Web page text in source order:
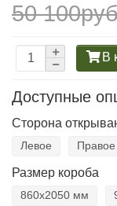
50
В
Доступные
Сторона
Левое Правое
Размер короба
860х2050 мм